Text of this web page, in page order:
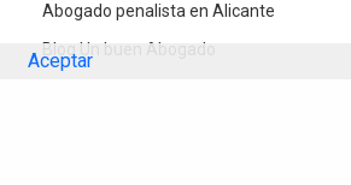
Abogado penalista en Alicante
Blog Un buen Abogado
Aceptar